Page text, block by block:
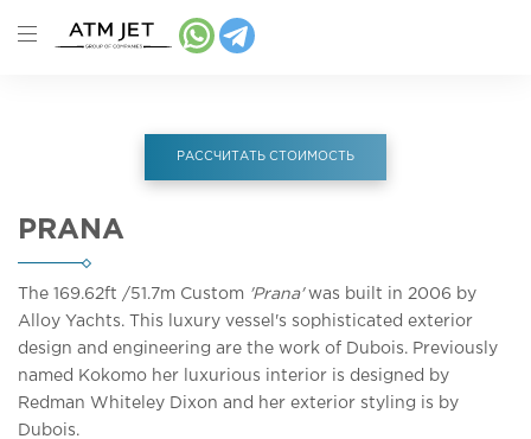
РАССЧИТАТЬ СТОИМОСТЬ
PRANA
The 169.62ft /51.7m Custom 'Prana'was built in 2006 by
Alloy Yachts. This luxury vessel's sophisticated exterior
design and engineering are the work of Dubois. Previously
named Kokomo her luxurious interior is designed by
Redman Whiteley Dixon and her exterior styling is by
Dubois.